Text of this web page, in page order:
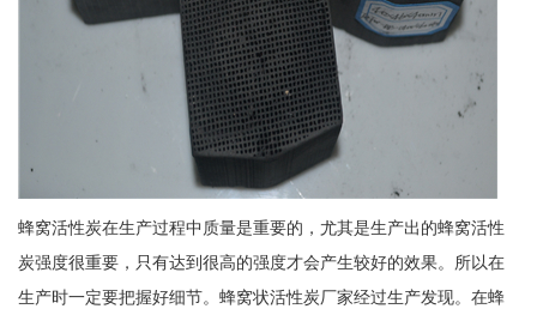
蜂窝活性炭在生产过程中质量是重要的，尤其是生产出的蜂窝活性
炭强度很重要，只有达到很高的强度才会产生较好的效果。所以在
生产时一定要把握好细节。蜂窝状活性炭厂家经过生产发现。在蜂